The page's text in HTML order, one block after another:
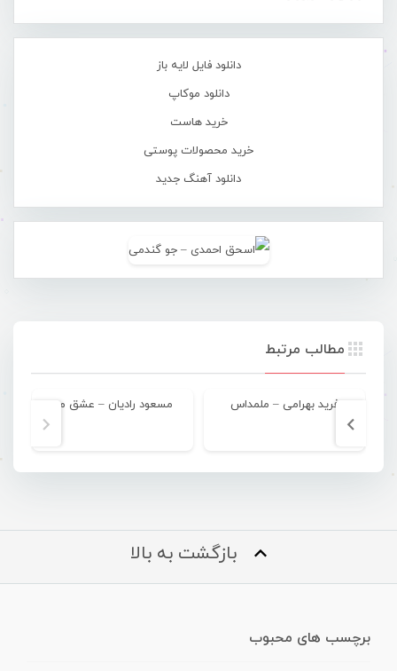
دانلود فایل لایه باز
دانلود موکاپ
خرید هاست
خرید محصولات پوستی
دانلود آهنگ جدید
مطالب مرتبط
فرید بهرامی – ملمداس مسعود رادیان – عشق مه
بازگشت به بالا
برچسب های محبوب